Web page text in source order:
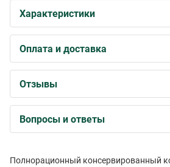
Характеристики
Оплата и доставка
Отзывы
Вопросы и ответы
Полнорационный консервированный